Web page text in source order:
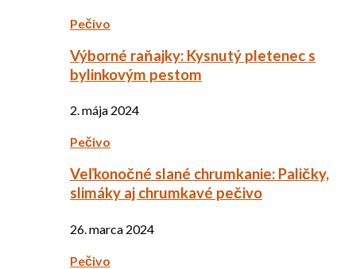
Pečivo
Výborné raňajky: Kysnutý pletenec s
bylinkovým pestom
2. mája 2024
Pečivo
Veľkonočné slané chrumkanie: Paličky,
slimáky aj chrumkavé pečivo
26. marca 2024
Pečivo